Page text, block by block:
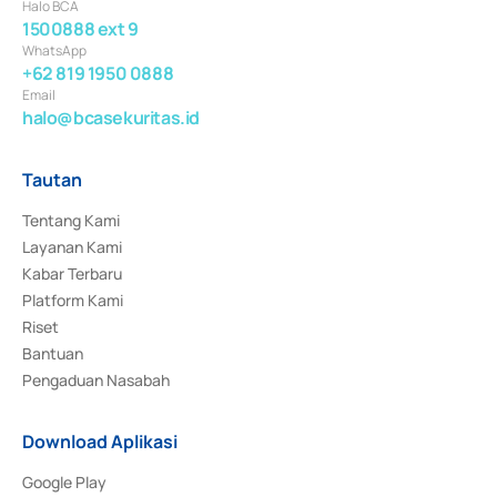
Halo BCA
1500888 ext 9
WhatsApp
+62 819 1950 0888
Email
halo@bcasekuritas.id
Tautan
Tentang Kami
Layanan Kami
Kabar Terbaru
Platform Kami
Riset
Bantuan
Pengaduan Nasabah
Download Aplikasi
Google Play